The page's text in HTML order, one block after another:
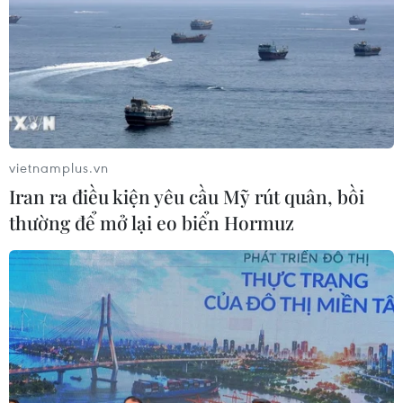
vietnamplus.vn
Iran ra điều kiện yêu cầu Mỹ rút quân, bồi
thường để mở lại eo biển Hormuz